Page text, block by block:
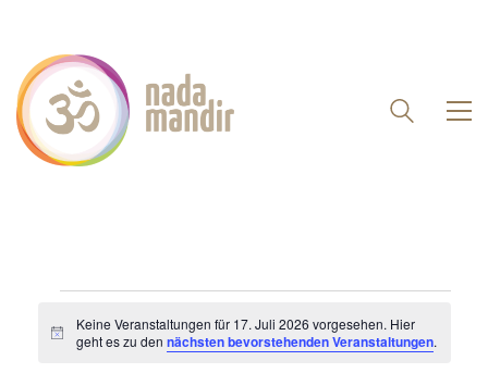
VERANSTALTUNGEN
FÜR
Hinweis
Keine Veranstaltungen für 17. Juli 2026 vorgesehen. Hier
geht es zu den nächsten bevorstehenden Veranstaltungen.